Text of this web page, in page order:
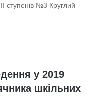
ступенів №3 Круглий
у 2019
шкільних